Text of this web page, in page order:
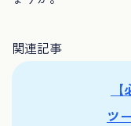
関連記事
ツ